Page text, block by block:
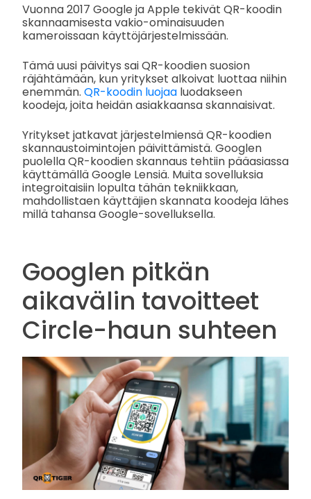
Vuonna 2017 Google ja Apple tekivät QR-koodin
skannaamisesta vakio-ominaisuuden
kameroissaan käyttöjärjestelmissään.
Tämä uusi päivitys sai QR-koodien suosion
räjähtämään, kun yritykset alkoivat luottaa niihin
enemmän. QR-koodin luojaa luodakseen
koodeja, joita heidän asiakkaansa skannaisivat.
Yritykset jatkavat järjestelmiensä QR-koodien
skannaustoimintojen päivittämistä. Googlen
puolella QR-koodien skannaus tehtiin pääasiassa
käyttämällä Google Lensiä. Muita sovelluksia
integroitaisiin lopulta tähän tekniikkaan,
mahdollistaen käyttäjien skannata koodeja lähes
millä tahansa Google-sovelluksella.
Googlen pitkän
aikavälin tavoitteet
Circle-haun suhteen